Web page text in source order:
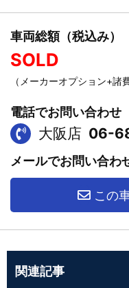
車両総額（税込み）
SOLD
（メーカーオプション+諸
電話でお問い合わせ
大阪店 06-
メールでお問い合わ
この
関連記事